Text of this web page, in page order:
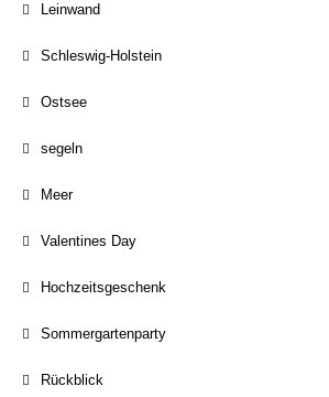
Leinwand
Schleswig-Holstein
Ostsee
segeln
Meer
Valentines Day
Hochzeitsgeschenk
Sommergartenparty
Rückblick